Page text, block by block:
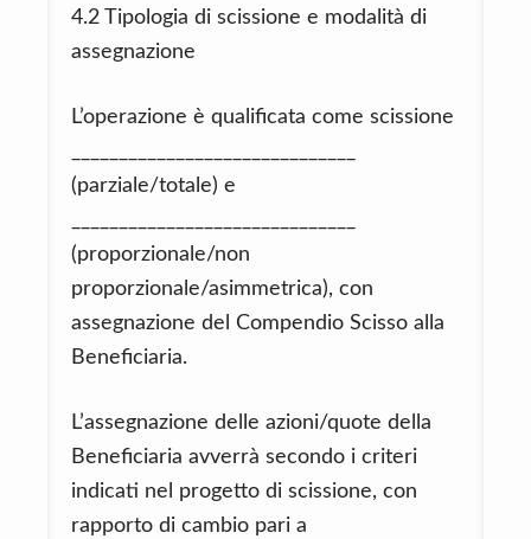
4.2 Tipologia di scissione e modalità di
assegnazione
L’operazione è qualificata come scissione
(parziale/totale) e
(proporzionale/non
proporzionale/asimmetrica), con
assegnazione del Compendio Scisso alla
Beneficiaria.
L’assegnazione delle azioni/quote della
Beneficiaria avverrà secondo i criteri
indicati nel progetto di scissione, con
rapporto di cambio pari a